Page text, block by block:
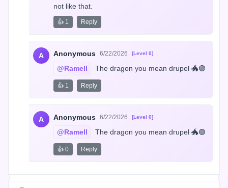
not like that.
👍 1 Reply
A Anonymous 6/22/2026 [Level 0]
@Ramell The dragon you mean drupel 🐲🟣
👍 1 Reply
A Anonymous 6/22/2026 [Level 0]
@Ramell The dragon you mean drupel 🐲🟣
👍 0 Reply